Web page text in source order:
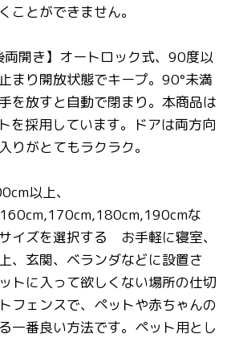
ことができません。
両開き】オートロック式、90度以
まり開放状態でキープ。90°未満
を放すと自動で閉まり。本商品は
を採用しています。ドアは両方向
りがとてもラクラク。
以上、
な
イズを選択する お手軽に寝室、
、玄関、ベランダなどに設置さ
トに入って欲しくない場所の仕切
フェンスで、ペットや赤ちゃんの
一番良い方法です。ペット用とし